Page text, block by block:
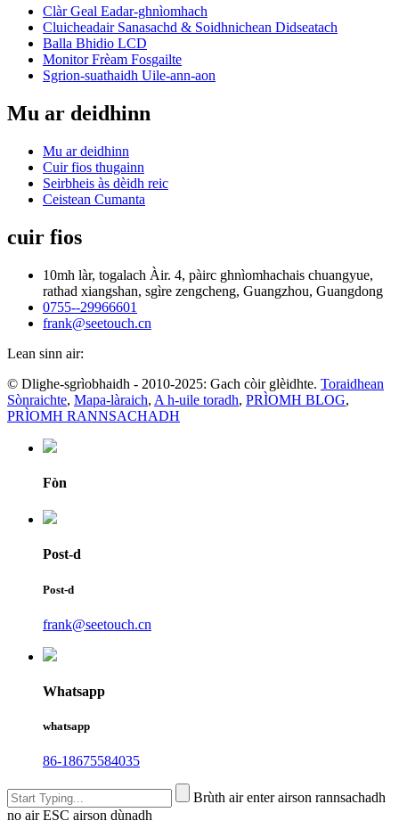
Clàr Geal Eadar-ghnìomhach
Cluicheadair Sanasachd & Soidhnichean Didseatach
Balla Bhidio LCD
Monitor Frèam Fosgailte
Sgrion-suathaidh Uile-ann-aon
Mu ar deidhinn
Mu ar deidhinn
Cuir fios thugainn
Seirbheis às dèidh reic
Ceistean Cumanta
cuir fios
10mh làr, togalach Àir. 4, pàirc ghnìomhachais chuangyue,
rathad xiangshan, sgìre zengcheng, Guangzhou, Guangdong
0755--29966601
frank@seetouch.cn
Lean sinn air:
© Dlighe-sgrìobhaidh - 2010-2025: Gach còir glèidhte. Toraidhean
Sònraichte, Mapa-làraich, A h-uile toradh, PRÌOMH BLOG,
PRÌOMH RANNSACHADH
Fòn
Post-d
Post-d
frank@seetouch.cn
Whatsapp
whatsapp
86-18675584035
Brùth air enter airson rannsachadh
no air ESC airson dùnadh